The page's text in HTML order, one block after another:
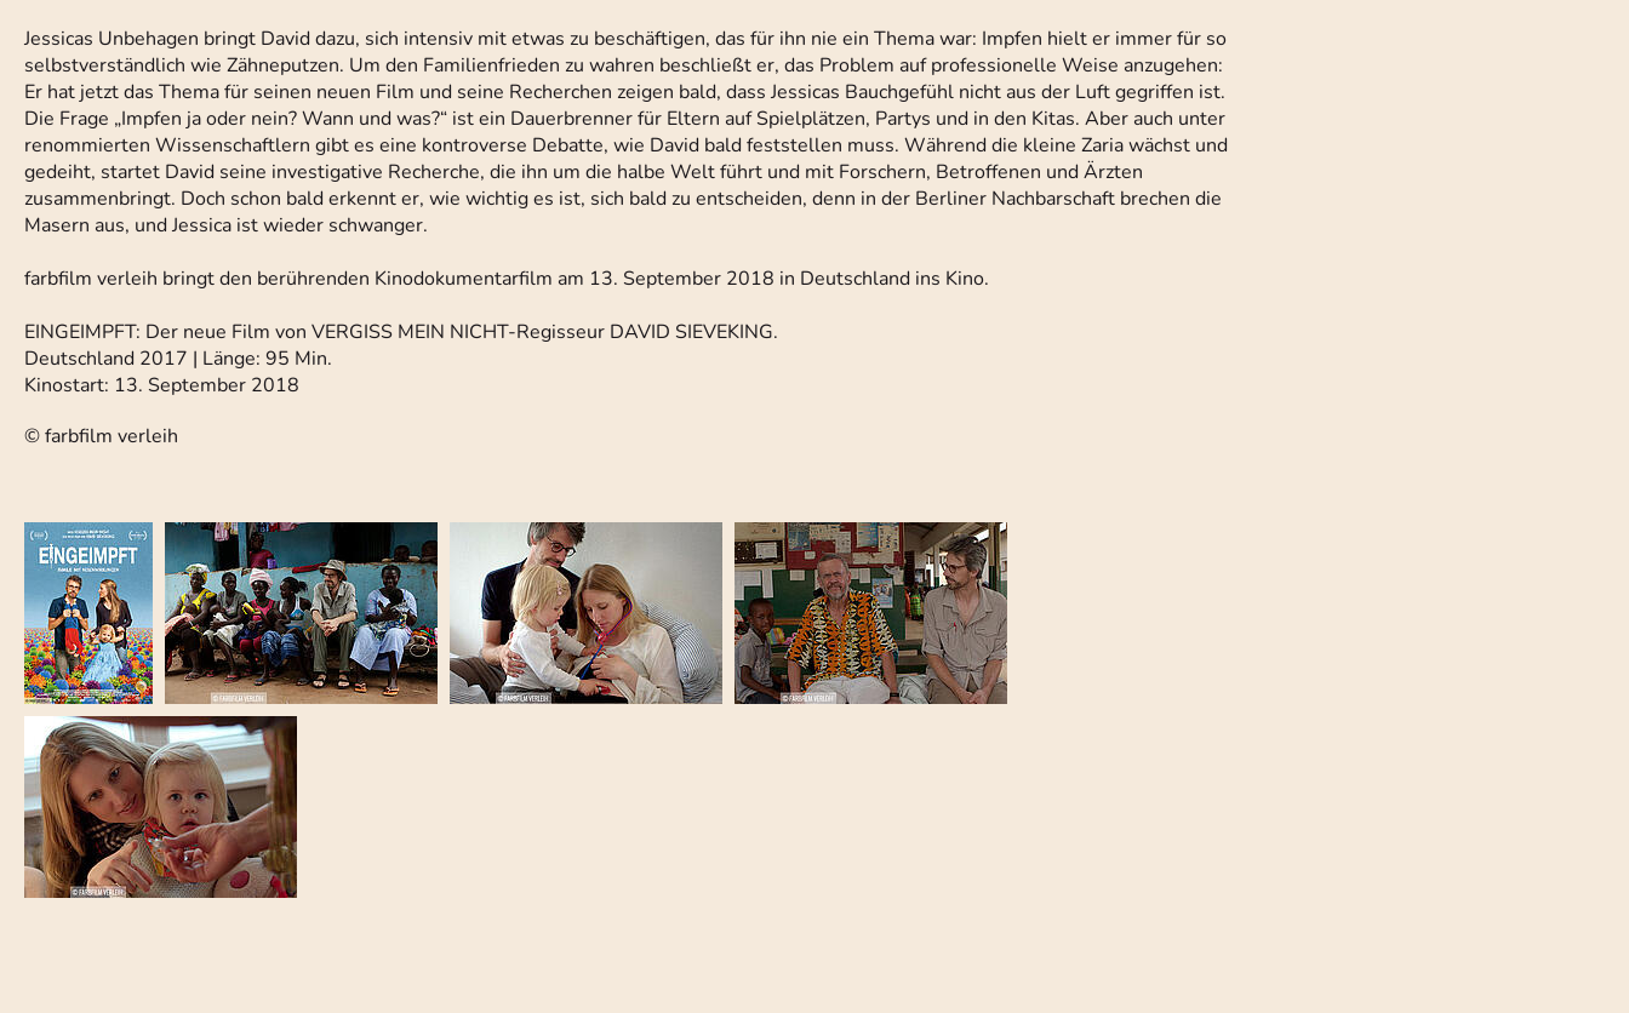
Jessicas Unbehagen bringt David dazu, sich intensiv mit etwas zu beschäftigen, das für ihn nie ein Thema war: Impfen hielt er immer für so
selbstverständlich wie Zähneputzen. Um den Familienfrieden zu wahren beschließt er, das Problem auf professionelle Weise anzugehen:
Er hat jetzt das Thema für seinen neuen Film und seine Recherchen zeigen bald, dass Jessicas Bauchgefühl nicht aus der Luft gegriffen ist.
Die Frage „Impfen ja oder nein? Wann und was?“ ist ein Dauerbrenner für Eltern auf Spielplätzen, Partys und in den Kitas. Aber auch unter
renommierten Wissenschaftlern gibt es eine kontroverse Debatte, wie David bald feststellen muss. Während die kleine Zaria wächst und
gedeiht, startet David seine investigative Recherche, die ihn um die halbe Welt führt und mit Forschern, Betroffenen und Ärzten
zusammenbringt. Doch schon bald erkennt er, wie wichtig es ist, sich bald zu entscheiden, denn in der Berliner Nachbarschaft brechen die
Masern aus, und Jessica ist wieder schwanger.
farbfilm verleih bringt den berührenden Kinodokumentarfilm am 13. September 2018 in Deutschland ins Kino.
EINGEIMPFT: Der neue Film von VERGISS MEIN NICHT-Regisseur DAVID SIEVEKING.
Deutschland 2017 | Länge: 95 Min.
Kinostart: 13. September 2018
© farbfilm verleih